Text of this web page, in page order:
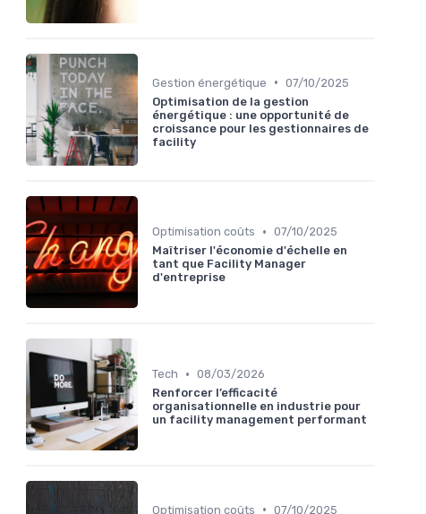
Gestion énergétique • 07/10/2025
Optimisation de la gestion
énergétique : une opportunité de
croissance pour les gestionnaires de
facility
Optimisation coûts • 07/10/2025
Maîtriser l'économie d'échelle en
tant que Facility Manager
d'entreprise
Tech • 08/03/2026
Renforcer l’efficacité
organisationnelle en industrie pour
un facility management performant
Optimisation coûts • 07/10/2025